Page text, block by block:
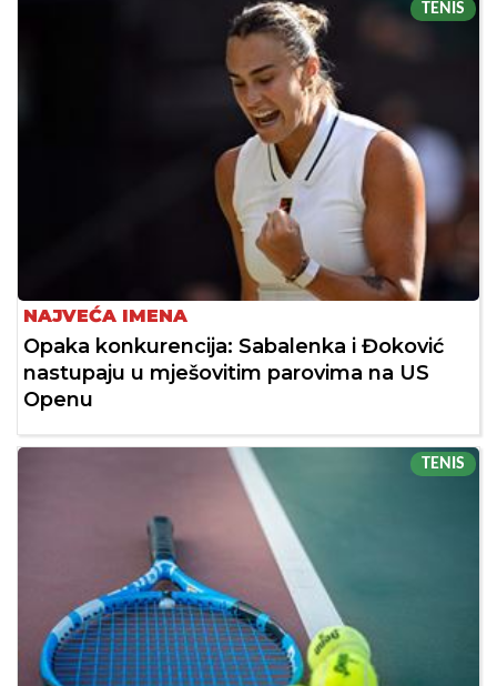
TENIS
NAJVEĆA IMENA
Opaka konkurencija: Sabalenka i Đoković
nastupaju u mješovitim parovima na US
Openu
TENIS